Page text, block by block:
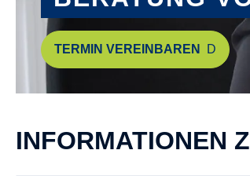
TERMIN VEREINBAREN
INFORMATIONEN